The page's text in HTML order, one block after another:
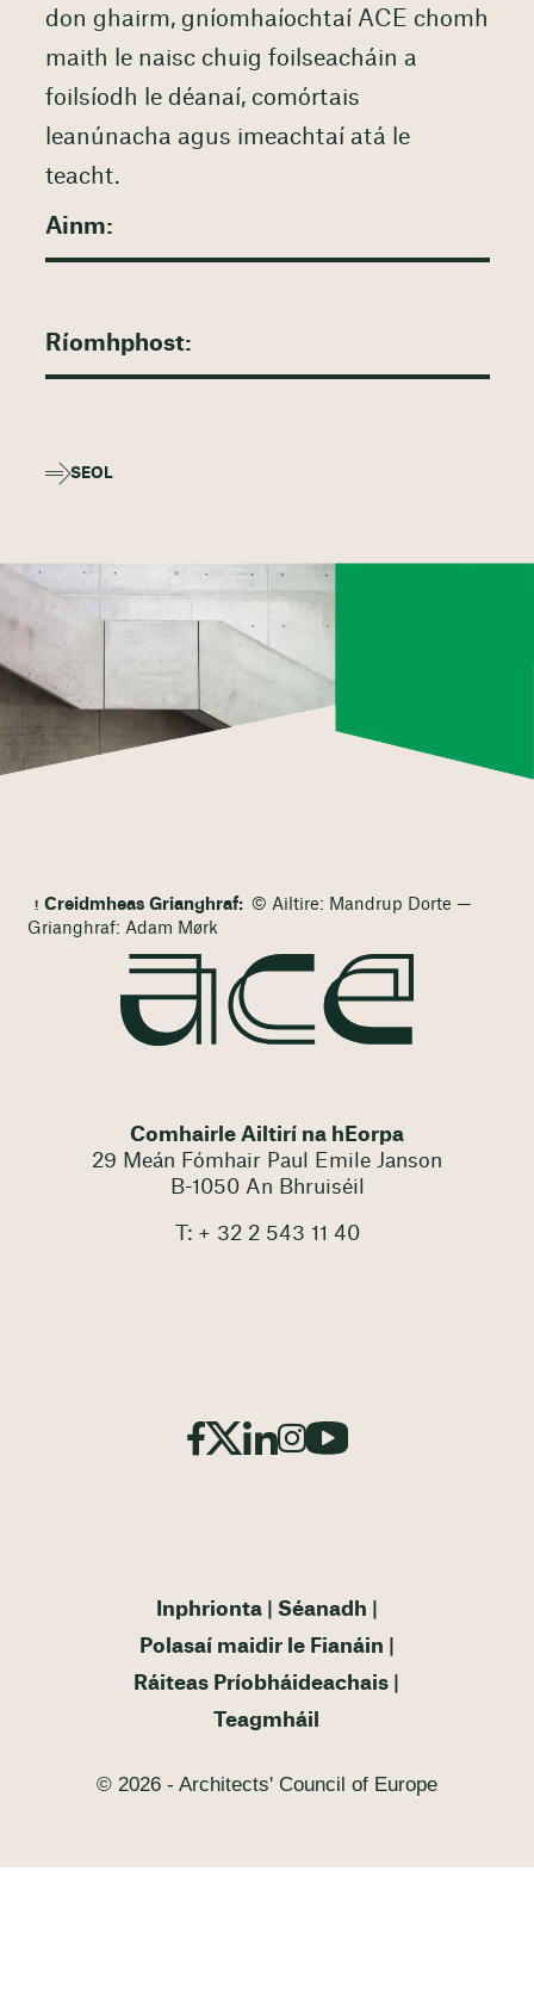
don ghairm, gníomhaíochtaí ACE chomh
maith le naisc chuig foilseacháin a
foilsíodh le déanaí, comórtais
leanúnacha agus imeachtaí atá le
teacht.
SEOL
Creidmheas Grianghraf: © Ailtire: Mandrup Dorte —
Grianghraf: Adam Mørk
Comhairle Ailtirí na hEorpa
29 Meán Fómhair Paul Emile Janson
B-1050 An Bhruiséil
T: + 32 2 543 11 40
Inphrionta
Séanadh
Polasaí maidir le Fianáin
Ráiteas Príobháideachais
Teagmháil
© 2026 - Architects' Council of Europe